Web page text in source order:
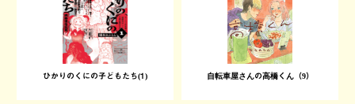
ひかりのくにの子どもたち(1) 自転車屋さんの高橋くん（9）